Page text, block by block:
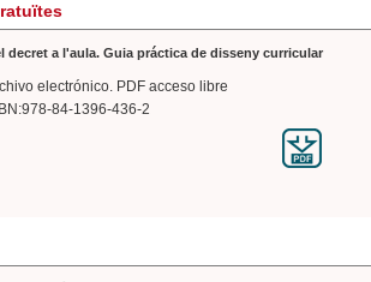
decret a l'aula. Guia práctica de disseny curricular
electrónico. PDF acceso libre
84-1396-436-2